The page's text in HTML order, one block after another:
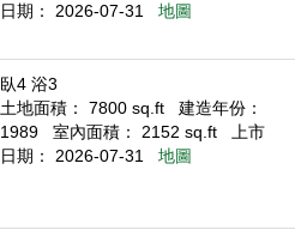
日期： 2026-07-31
地圖
臥4 浴3
土地面積： 7800 sq.ft
建造年份：
1989
室內面積： 2152 sq.ft
上市
日期： 2026-07-31
地圖